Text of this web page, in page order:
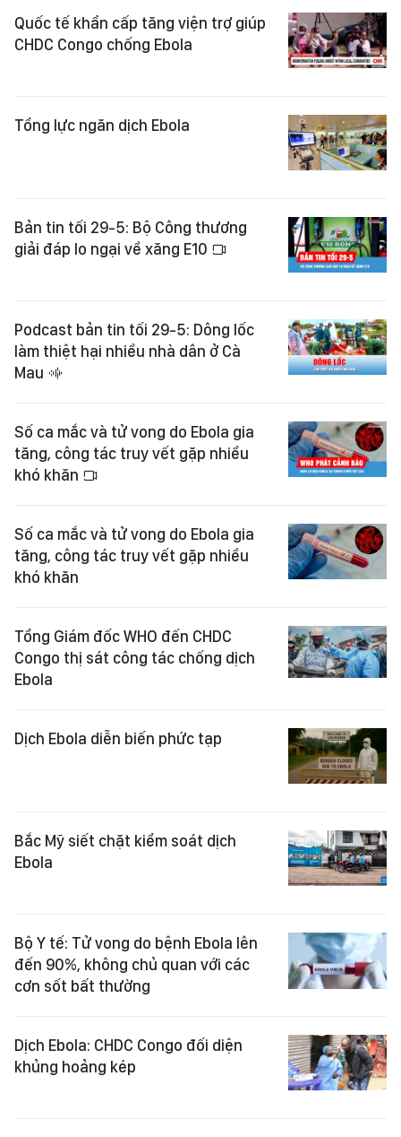
Quốc tế khẩn cấp tăng viện trợ giúp
CHDC Congo chống Ebola
Tổng lực ngăn dịch Ebola
Bản tin tối 29-5: Bộ Công thương
giải đáp lo ngại về xăng E10
Podcast bản tin tối 29-5: Dông lốc
làm thiệt hại nhiều nhà dân ở Cà
Mau
Số ca mắc và tử vong do Ebola gia
tăng, công tác truy vết gặp nhiều
khó khăn
Số ca mắc và tử vong do Ebola gia
tăng, công tác truy vết gặp nhiều
khó khăn
Tổng Giám đốc WHO đến CHDC
Congo thị sát công tác chống dịch
Ebola
Dịch Ebola diễn biến phức tạp
Bắc Mỹ siết chặt kiểm soát dịch
Ebola
Bộ Y tế: Tử vong do bệnh Ebola lên
đến 90%, không chủ quan với các
cơn sốt bất thường
Dịch Ebola: CHDC Congo đối diện
khủng hoảng kép